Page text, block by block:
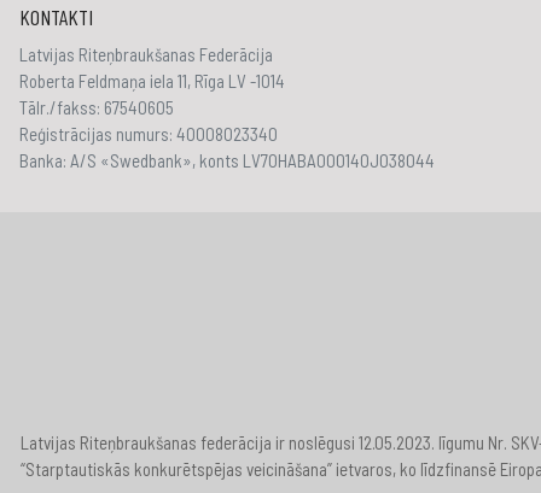
KONTAKTI
Latvijas Riteņbraukšanas Federācija
Roberta Feldmaņa iela 11, Rīga LV -1014
Tālr./fakss: 67540605
Reģistrācijas numurs: 40008023340
Banka: A/S «Swedbank», konts LV70HABA000140J038044
Latvijas Riteņbraukšanas federācija ir noslēgusi 12.05.2023. līgumu Nr.
“Starptautiskās konkurētspējas veicināšana” ietvaros, ko līdzfinansē